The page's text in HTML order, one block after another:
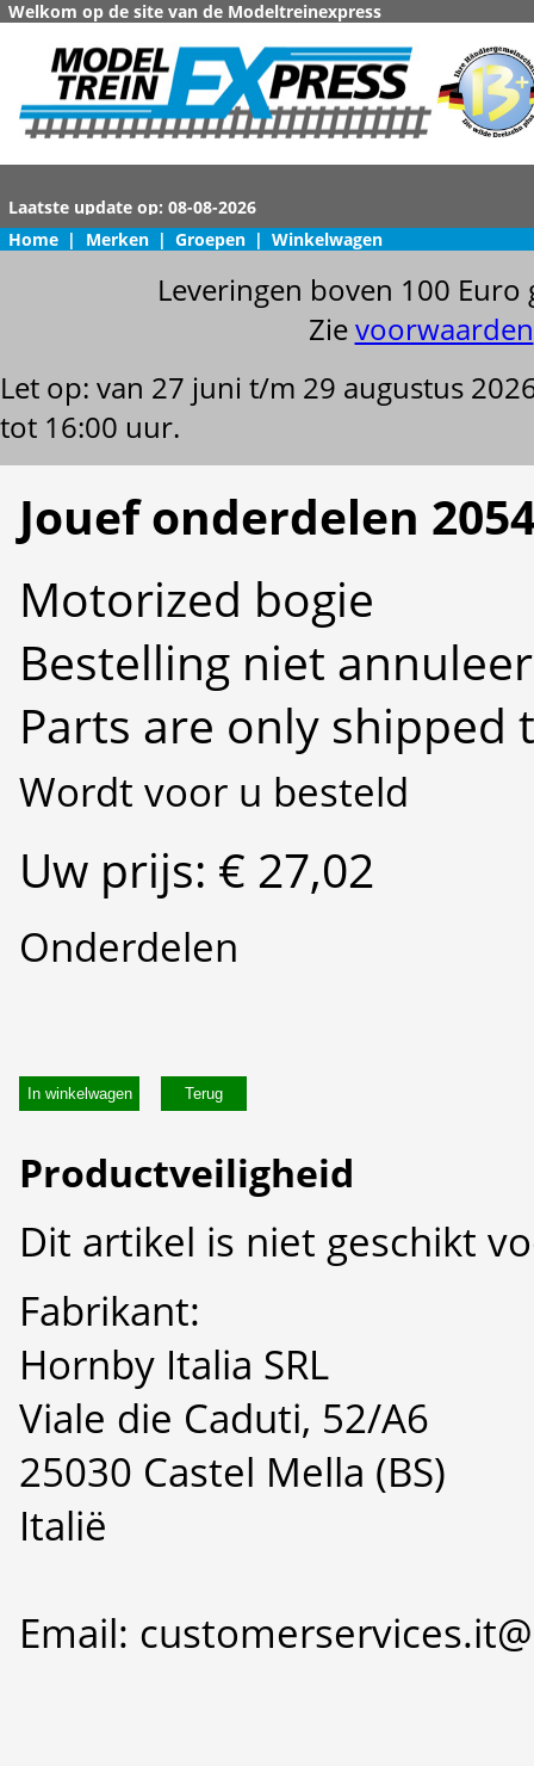
Welkom op de site van de Modeltreinexpress
Home | Merken | Groepen | Winkelwagen
Leveringen boven 100
Zievoorwaarden
Let op: van 27 juni t/m 29 augustus
tot 16:00 uur.
Jouef onderdelen
Motorized bogie
Bestelling niet
Parts are only shipped
Wordt voor u besteld
Uw prijs: € 27,02
Onderdelen
In winkelwagen
Productveiligheid
Dit artikel is niet geschikt
Fabrikant:
Hornby Italia SRL
Viale die Caduti, 52/A6
25030 Castel Mella (BS)
Italië
Email: